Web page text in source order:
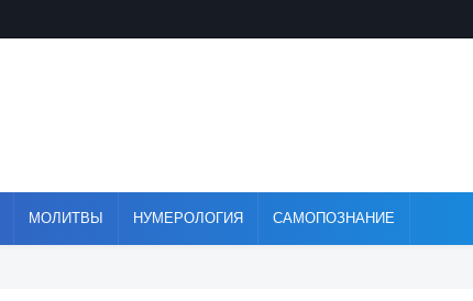
МОЛИТВЫ НУМЕРОЛОГИЯ САМОПОЗНАНИЕ